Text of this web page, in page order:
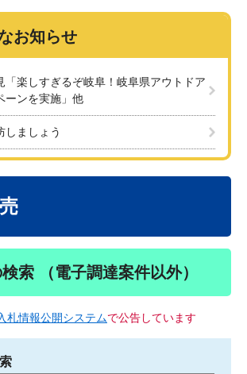
お知らせ
「楽しすぎるぞ岐阜！岐阜県アウトドア
ーンを実施」他
しましょう
索 （電子調達案件以外）
札情報公開システムで公告しています